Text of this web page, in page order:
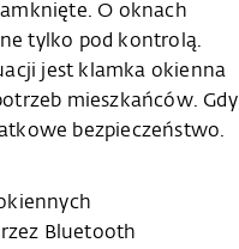
O oknach
tylko pod kontrolą.
jest klamka okienna
mieszkańców. Gdy
bezpieczeństwo.
Bluetooth